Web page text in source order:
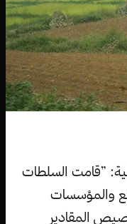
”قامت السلطات
والمؤسسات
المقادير